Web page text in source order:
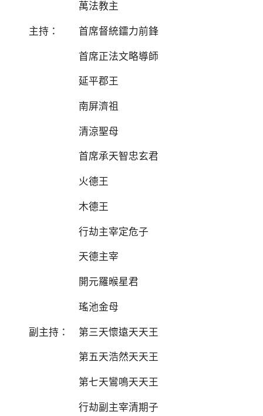
萬法教主
主持： 首席督統鐳力前鋒
首席正法文略導師
延平郡王
南屏濟祖
清涼聖母
首席承天智忠玄君
火德王
木德王
行劫主宰定危子
天德主宰
開元羅㬋星君
瑤池金母
副主持： 第三天懷遠天天王
第五天浩然天天王
第七天鸞鳴天天王
行劫副主宰清期子